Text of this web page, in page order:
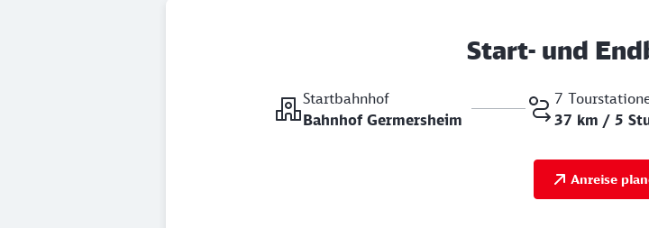
Start- und
Startbahnhof
Bahnhof Germersheim
7
37 km / 5
Anreise